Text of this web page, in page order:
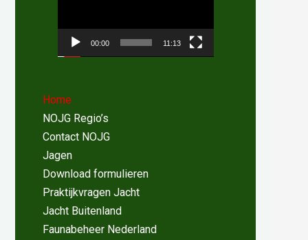
00:00 11:13
Home
NOJG Regio’s
Contact NOJG
Jagen
Download formulieren
Praktijkvragen Jacht
Jacht Buitenland
Faunabeheer Nederland